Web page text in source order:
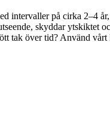
intervaller på cirka 2–4
skyddar ytskiktet
tak över tid? Använd